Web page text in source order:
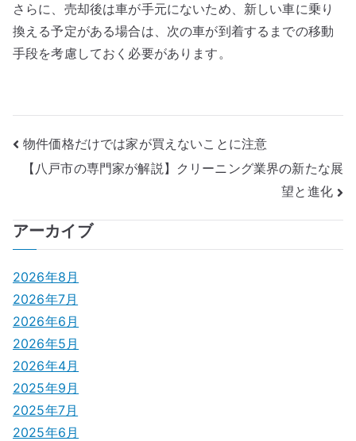
さらに、売却後は車が手元にないため、新しい車に乗り
換える予定がある場合は、次の車が到着するまでの移動
手段を考慮しておく必要があります。
投
稿
ナ
ビ
ゲ
ー
シ
ョ
ン
物件価格だけでは家が買えないことに注意
【八戸市の専門家が解説】クリーニング業界の新たな展
望と進化
アーカイブ
2026年8月
2026年7月
2026年6月
2026年5月
2026年4月
2025年9月
2025年7月
2025年6月